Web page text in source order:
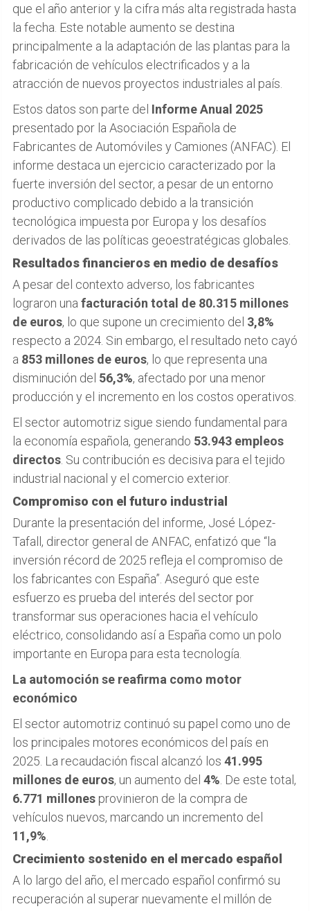
que el año anterior y la cifra más alta registrada hasta
la fecha. Este notable aumento se destina
principalmente a la adaptación de las plantas para la
fabricación de vehículos electrificados y a la
atracción de nuevos proyectos industriales al país.
Estos datos son parte del Informe Anual 2025
presentado por la Asociación Española de
Fabricantes de Automóviles y Camiones (ANFAC). El
informe destaca un ejercicio caracterizado por la
fuerte inversión del sector, a pesar de un entorno
productivo complicado debido a la transición
tecnológica impuesta por Europa y los desafíos
derivados de las políticas geoestratégicas globales.
Resultados financieros en medio de desafíos
A pesar del contexto adverso, los fabricantes
lograron una facturación total de 80.315 millones
de euros, lo que supone un crecimiento del 3,8%
respecto a 2024. Sin embargo, el resultado neto cayó
a 853 millones de euros, lo que representa una
disminución del 56,3%, afectado por una menor
producción y el incremento en los costos operativos.
El sector automotriz sigue siendo fundamental para
la economía española, generando 53.943 empleos
directos . Su contribución es decisiva para el tejido
industrial nacional y el comercio exterior.
Compromiso con el futuro industrial
Durante la presentación del informe, José López-
Tafall, director general de ANFAC, enfatizó que “la
inversión récord de 2025 refleja el compromiso de
los fabricantes con España”. Aseguró que este
esfuerzo es prueba del interés del sector por
transformar sus operaciones hacia el vehículo
eléctrico, consolidando así a España como un polo
importante en Europa para esta tecnología.
La automoción se reafirma como motor
económico
El sector automotriz continuó su papel como uno de
los principales motores económicos del país en
2025. La recaudación fiscal alcanzó los 41.995
millones de euros, un aumento del 4% . De este total,
6.771 millones provinieron de la compra de
vehículos nuevos, marcando un incremento del
11,9%
Crecimiento sostenido en el mercado español
A lo largo del año, el mercado español confirmó su
recuperación al superar nuevamente el millón de